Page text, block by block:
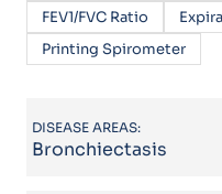
FEV1/FVC Ratio
Printing Spirometer
DISEASE AREAS:
Bronchiectasis